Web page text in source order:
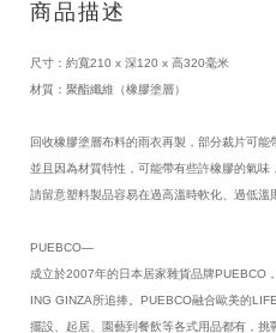
商品描述
尺寸：約寬210 x 深120 x 高320毫米
材質：聚酯纖維（橡膠塗層）
回收橡膠塗層布料的雨衣再製，部分裁片可能
並且因為材質特性，可能帶有些許橡膠的氣味
請留意塑料製品容易在過高溫時軟化、過低溫
PUEBCO—
成立於2007年的日本居家雜貨品牌PUEBCO
ING GINZA所追捧。PUEBCO融合歐美的
擺設、起居、園藝到餐飲等各式用品都有，挑